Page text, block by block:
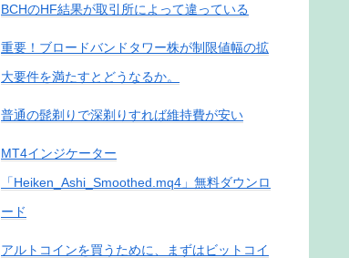
BCHのHF結果が取引所によって違っている
重要！ブロードバンドタワー株が制限値幅の拡
大要件を満たすとどうなるか。
普通の髭剃りで深剃りすれば維持費が安い
MT4インジケーター
「Heiken_Ashi_Smoothed.mq4」無料ダウンロ
ード
アルトコインを買うために、まずはビットコイ